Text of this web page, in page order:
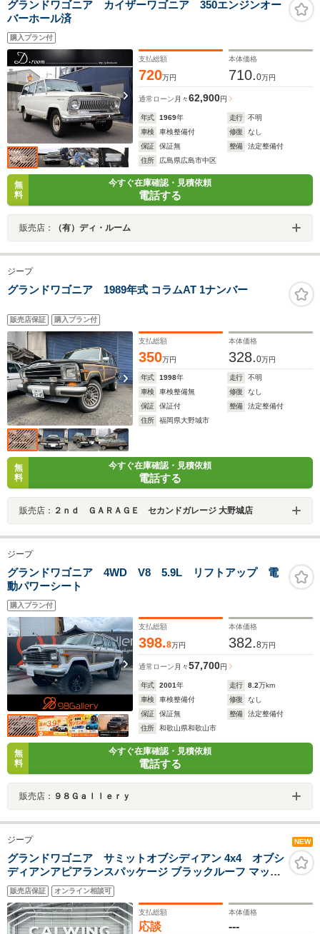
グランドワゴニア カイザーワゴニア 350エンジンオー
バーホール済
購入プラン付
支払総額
720万円
本体価格
710.0万円
通常ローン 月々62,900円
年式 1969年 走行
不明
車検
車検整備付 修復
なし
保証
保証無 整備
法定整備付
住所
広島県広島市中区
無
料
今すぐ在庫確認・見積依頼
電話する
販売店： （有）ディ・ルーム
ジープ
グランドワゴニア 1989年式 コラムAT 1ナンバー
販売店保証 購入プラン付
支払総額
350万円
本体価格
328.0万円
年式 1998年 走行
不明
車検
車検整備無 修復
なし
保証
保証付 整備
法定整備付
住所
福岡県大野城市
無
料
今すぐ在庫確認・見積依頼
電話する
販売店： ２ｎｄ ＧＡＲＡＧＥ セカンドガレージ 大野城店
ジープ
グランドワゴニア 4WD V8 5.9L リフトアップ 電
動パワーシート
購入プラン付
支払総額
398.8万円
本体価格
382.8万円
通常ローン 月々57,700円
年式 2001年 走行 8.2万km
車検
車検整備付 修復
なし
保証
保証無 整備
法定整備付
住所
和歌山県和歌山市
無
料
今すぐ在庫確認・見積依頼
電話する
販売店： ９８Ｇａｌｌｅｒｙ
ジープ NEW
グランドワゴニア サミットオブシディアン 4x4 オブシ
ディアンアピアランスパッケージ ブラックルーフ マッキ
ントッシュ 19スピーカー プレミアムオーディオ リアエン
ターテインメントシステム ブラックナッパレザーインテ
リア 22インチブラックアルミホイール
販売店保証 オンライン相談可
支払総額
応談
本体価格
---